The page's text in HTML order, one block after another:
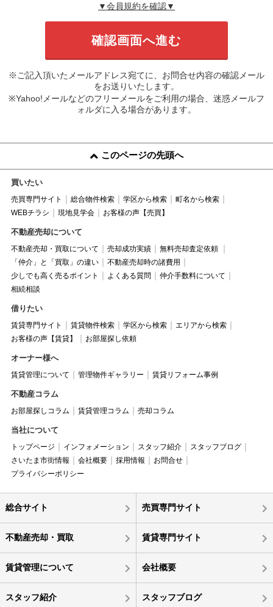
▼会員規約を確認▼
※ご記入頂いたメールアドレス宛てに、お問合せ内容の確認メール
をお送りいたします。
※Yahoo!メールなどのフリーメールをご利用の場合、迷惑メールフ
ォルダに入る場合があります。
このページの先頭へ
買いたい
売買専門サイト 総合物件検索 学区から検索
町名から検索
WEBチラシ
現地見学会 お客様の声【売買】
不動産売却について
不動産売却・買取について 売却成功実績
無料売却査定依頼
「仲介」と「買取」の違い
不動産売却時の諸費用
少しでも高く売るポイント
よくある質問
仲介手数料について
相続相談
借りたい
賃貸専門サイト 賃貸物件検索 学区から検索
エリアから検索
お客様の声【賃貸】
お部屋探し依頼
オーナー様へ
賃貸管理について 管理物件ギャラリー 賃貸リフォーム事例
不動産コラム
お部屋探しコラム 賃貸管理コラム 売却コラム
当社について
トップページ インフォメーション スタッフ紹介
スタッフブログ
さいたま市街情報
会社概要 採用情報
お問合せ
プライバシーポリシー
総合サイト 売買専門サイト
不動産売却・買取 賃貸専門サイト
賃貸管理について 会社概要
スタッフ紹介 スタッフブログ